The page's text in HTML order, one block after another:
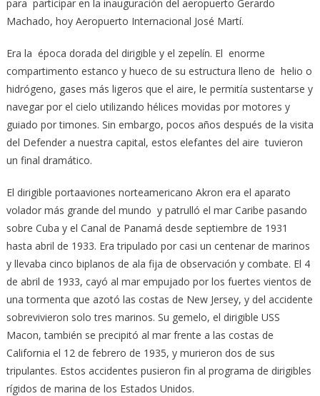
para participar en la inauguración del aeropuerto Gerardo
Machado, hoy Aeropuerto Internacional José Martí.
Era la época dorada del dirigible y el zepelín. El enorme
compartimento estanco y hueco de su estructura lleno de helio o
hidrógeno, gases más ligeros que el aire, le permitía sustentarse y
navegar por el cielo utilizando hélices movidas por motores y
guiado por timones. Sin embargo, pocos años después de la visita
del Defender a nuestra capital, estos elefantes del aire tuvieron
un final dramático.
El dirigible portaaviones norteamericano Akron era el aparato
volador más grande del mundo y patrulló el mar Caribe pasando
sobre Cuba y el Canal de Panamá desde septiembre de 1931
hasta abril de 1933. Era tripulado por casi un centenar de marinos
y llevaba cinco biplanos de ala fija de observación y combate. El 4
de abril de 1933, cayó al mar empujado por los fuertes vientos de
una tormenta que azotó las costas de New Jersey, y del accidente
sobrevivieron solo tres marinos. Su gemelo, el dirigible USS
Macon, también se precipitó al mar frente a las costas de
California el 12 de febrero de 1935, y murieron dos de sus
tripulantes. Estos accidentes pusieron fin al programa de dirigibles
rígidos de marina de los Estados Unidos.